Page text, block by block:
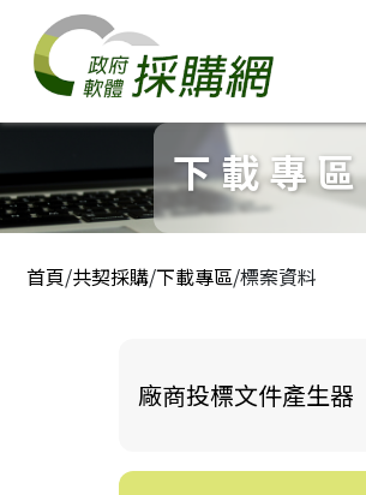
跳到主要內容區塊
政府軟體採購網
下載專區
首頁/共契採購/下載專區/標案資料
廠商投標文件產生器